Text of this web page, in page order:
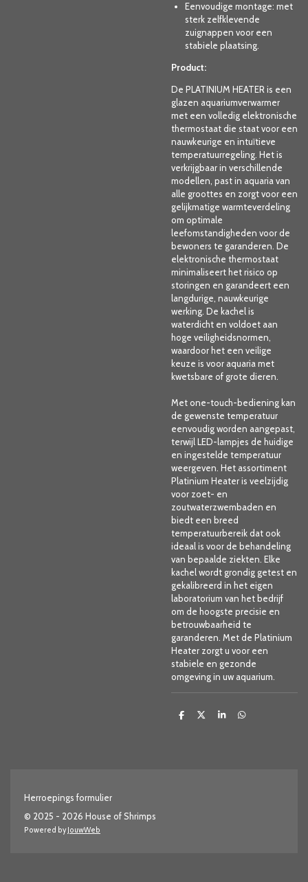
Eenvoudige montage: met
sterk zelfklevende
zuignappen voor een
stabiele plaatsing.
Product:
De PLATINIUM HEATER is een
glazen aquariumverwarmer
met een volledig elektronische
thermostaat die staat voor een
nauwkeurige en intuïtieve
temperatuurregeling. Het is
verkrijgbaar in verschillende
modellen, past in aquaria van
alle groottes en zorgt voor een
gelijkmatige warmteverdeling
om optimale
leefomstandigheden voor de
bewoners te garanderen. De
elektronische thermostaat
minimaliseert het risico op
storingen en garandeert een
langdurige, nauwkeurige
werking. De kachel is
waterdicht en voldoet aan
hoge veiligheidsnormen,
waardoor het een veilige
keuze is voor aquaria met
kwetsbare of grote dieren.
Met one-touch-bediening kan
de gewenste temperatuur
eenvoudig worden aangepast,
terwijl LED-lampjes de huidige
en ingestelde temperatuur
weergeven. Het assortiment
Platinium Heater is veelzijdig
voor zoet- en
zoutwaterzwembaden en
biedt een breed
temperatuurbereik dat ook
ideaal is voor de behandeling
van bepaalde ziekten. Elke
kachel wordt grondig getest en
gekalibreerd in het eigen
laboratorium van het bedrijf
om de hoogste precisie en
betrouwbaarheid te
garanderen. Met de Platinium
Heater zorgt u voor een
stabiele en gezonde
omgeving in uw aquarium.
D
D
S
D
Herroepings formulier
© 2025 - 2026 House of Shrimps
Powered byJouwWeb